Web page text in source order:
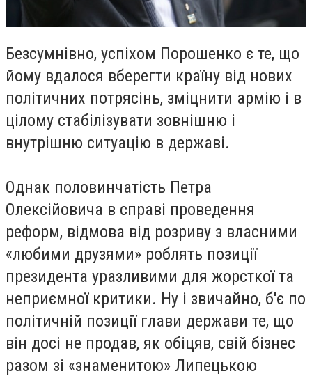
Безсумнівно, успіхом Порошенко є те, що
йому вдалося вберегти країну від нових
політичних потрясінь, зміцнити армію і в
цілому стабілізувати зовнішню і
внутрішню ситуацію в державі.
Однак половинчатість Петра
Олексійовича в справі проведення
реформ, відмова від розриву з власними
«любими друзями» роблять позиції
президента уразливими для жорсткої та
неприємної критики. Ну і звичайно, б'є по
політичній позиції глави держави те, що
він досі не продав, як обіцяв, свій бізнес
разом зі «знаменитою» Липецькою